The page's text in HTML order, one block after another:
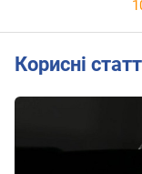
Корисні